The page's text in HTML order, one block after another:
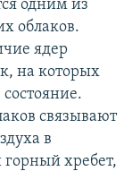
одним из
облаков.
ядер
на которых
связывают
в
горный хребет,